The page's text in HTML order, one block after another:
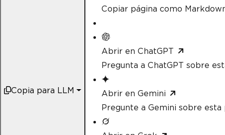
Copia para LLM
Copiar página como
Abrir en ChatGPT
Pregunta a ChatGPT sobre
Abrir en Gemini
Pregunte a Gemini sobre esta